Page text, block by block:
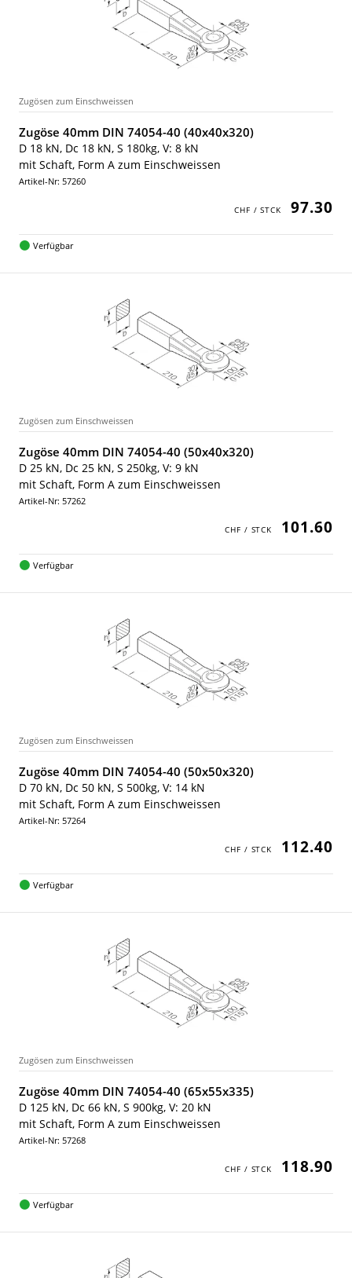
Zugösen zum Einschweissen
Zugöse 40mm DIN 74054-40 (40x40x320)
D 18 kN, Dc 18 kN, S 180kg, V: 8 kN
mit Schaft, Form A zum Einschweissen
Artikel-Nr: 57260
97.30
Verfügbar
Zugösen zum Einschweissen
Zugöse 40mm DIN 74054-40 (50x40x320)
D 25 kN, Dc 25 kN, S 250kg, V: 9 kN
mit Schaft, Form A zum Einschweissen
Artikel-Nr: 57262
101.60
Verfügbar
Zugösen zum Einschweissen
Zugöse 40mm DIN 74054-40 (50x50x320)
D 70 kN, Dc 50 kN, S 500kg, V: 14 kN
mit Schaft, Form A zum Einschweissen
Artikel-Nr: 57264
112.40
Verfügbar
Zugösen zum Einschweissen
Zugöse 40mm DIN 74054-40 (65x55x335)
D 125 kN, Dc 66 kN, S 900kg, V: 20 kN
mit Schaft, Form A zum Einschweissen
Artikel-Nr: 57268
118.90
Verfügbar